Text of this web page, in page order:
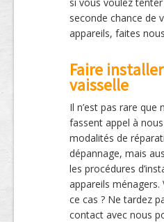
seconde chance de
appareils, faites
Faire
vaisselle
Il n’est pas rare que
fassent appel à
modalités de
dépannage, mais
les procédures
appareils ménagers.
ce cas ? Ne tardez
contact avec nous